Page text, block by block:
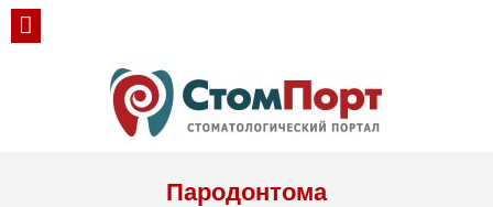
Пародонтома